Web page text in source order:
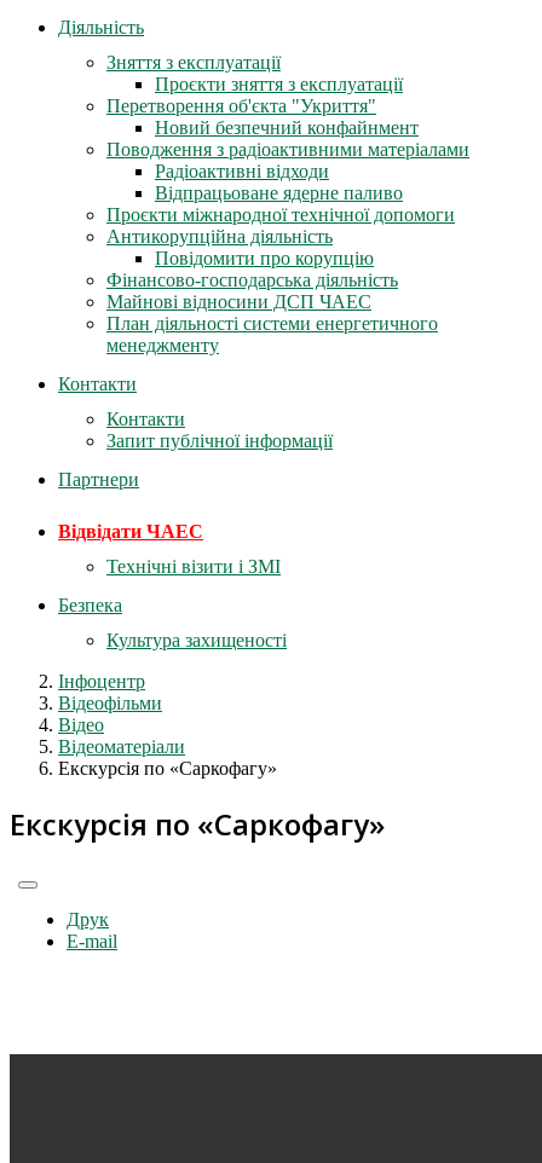
Діяльність
Зняття з експлуатації
Проєкти зняття з експлуатації
Перетворення об'єкта "Укриття"
Новий безпечний конфайнмент
Поводження з радіоактивними матеріалами
Радіоактивні відходи
Відпрацьоване ядерне паливо
Проєкти міжнародної технічної допомоги
Антикорупційна діяльність
Повідомити про корупцію
Фінансово-господарська діяльність
Майнові відносини ДСП ЧАЕС
План діяльності системи енергетичного
менеджменту
Контакти
Контакти
Запит публічної інформації
Партнери
Відвідати ЧАЕС
Технічні візити і ЗМІ
Безпека
Культура захищеності
Інфоцентр
Відеофільми
Відео
Відеоматеріали
Екскурсія по «Саркофагу»
Екскурсія по «Саркофагу»
Друк
E-mail